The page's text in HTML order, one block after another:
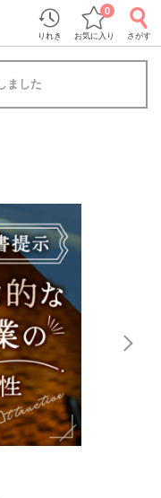
りれき お気に入り
0
さがす
ました